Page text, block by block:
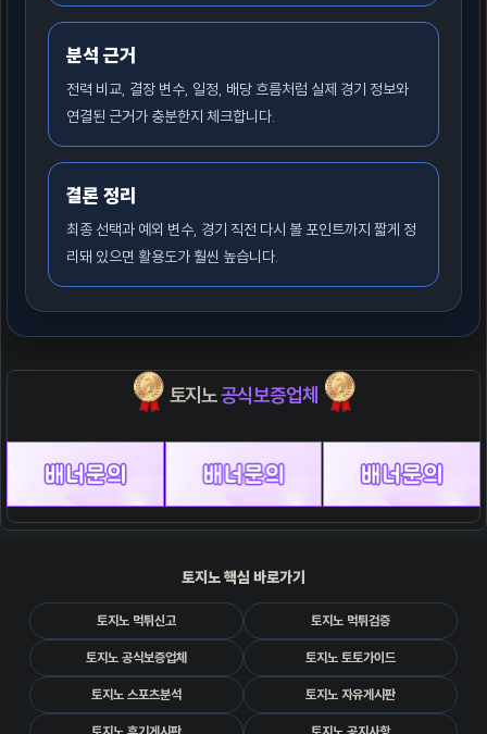
분석 근거
전력 비교, 결장 변수, 일정, 배당 흐름처럼 실제 경기 정보와
연결된 근거가 충분한지 체크합니다.
결론 정리
최종 선택과 예외 변수, 경기 직전 다시 볼 포인트까지 짧게 정
리돼 있으면 활용도가 훨씬 높습니다.
토지노공식보증업체
토지노 핵심 바로가기
토지노 먹튀신고 토지노 먹튀검증
토지노 공식보증업체 토지노 토토가이드
토지노 스포츠분석 토지노 자유게시판